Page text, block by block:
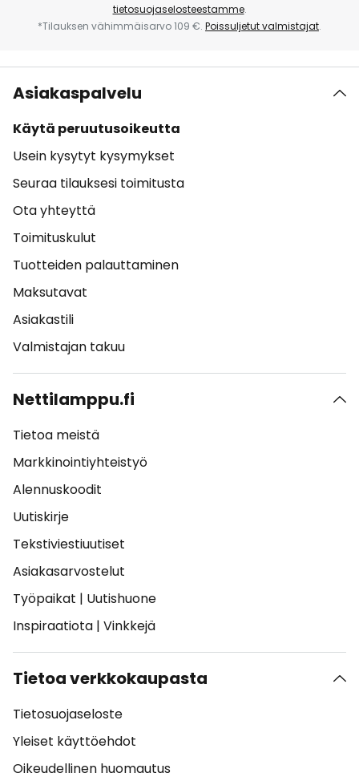
tietosuojaselosteestamme.
*Tilauksen vähimmäisarvo 109 €. Poissuljetut valmistajat.
Asiakaspalvelu
Käytä peruutusoikeutta
Usein kysytyt kysymykset
Seuraa tilauksesi toimitusta
Ota yhteyttä
Toimituskulut
Tuotteiden palauttaminen
Maksutavat
Asiakastili
Valmistajan takuu
Nettilamppu.fi
Tietoa meistä
Markkinointiyhteistyö
Alennuskoodit
Uutiskirje
Tekstiviestiuutiset
Asiakasarvostelut
Työpaikat | Uutishuone
Inspiraatiota | Vinkkejä
Tietoa verkkokaupasta
Tietosuojaseloste
Yleiset käyttöehdot
Oikeudellinen huomautus